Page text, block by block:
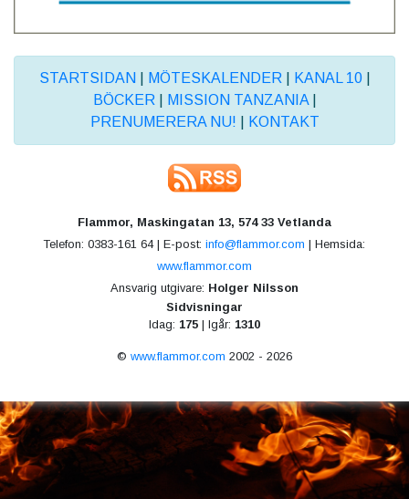
STARTSIDAN MÖTESKALENDER KANAL 10|
BÖCKER
MISSION TANZANIA|
PRENUMERERA NU!
KONTAKT
Flammor, Maskingatan 13, 574 33 Vetlanda
Telefon: 0383-161 64 | E-post: info@flammor.com | Hemsida:
www.flammor.com
Ansvarig utgivare: Holger Nilsson
Sidvisningar
Idag: 175 | Igår: 1310
© www.flammor.com 2002 - 2026